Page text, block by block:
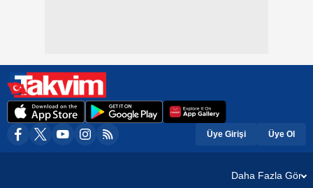
Üye Girişi Üye Ol
Daha Fazla Gör